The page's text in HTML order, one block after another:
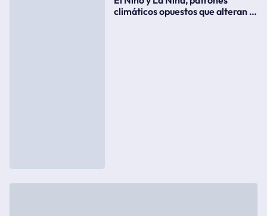
climáticos opuestos que alteran la